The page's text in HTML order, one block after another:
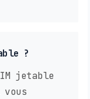
?
jetable